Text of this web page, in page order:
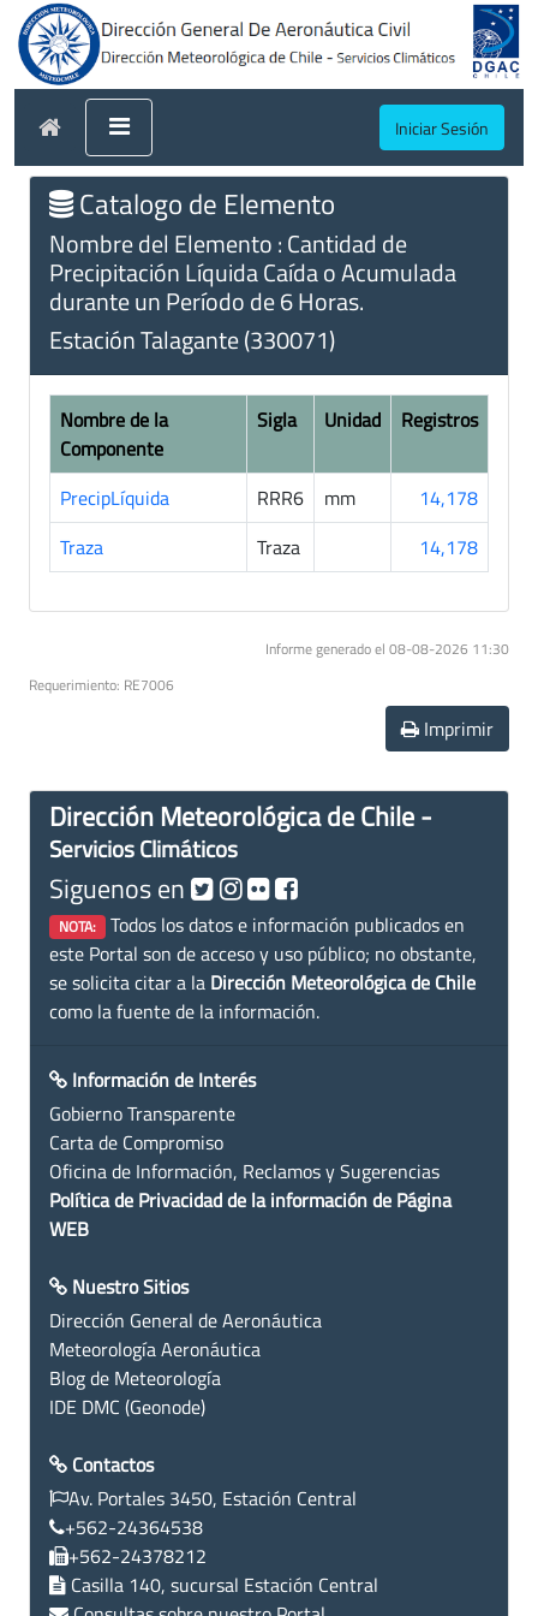
Iniciar Sesión
Catalogo de Elemento
Nombre del Elemento : Cantidad de
Precipitación Líquida Caída o Acumulada
durante un Período de 6 Horas.
Estación Talagante (330071)
Nombre de la
Componente
Sigla Unidad Registros
PrecipLíquida RRR6 mm
14,178
Traza
Traza 14,178
Informe generado el 08-08-2026 11:30
Requerimiento: RE7006
Imprimir
Dirección Meteorológica de Chile -
Servicios Climáticos
Siguenos en
NOTA: Todos los datos e información publicados en
este Portal son de acceso y uso público; no obstante,
se solicita citar a la Dirección Meteorológica de Chile
como la fuente de la información.
Información de Interés
Gobierno Transparente
Carta de Compromiso
Oficina de Información, Reclamos y Sugerencias
Política de Privacidad de la información de Página
WEB
Nuestro Sitios
Dirección General de Aeronáutica
Meteorología Aeronáutica
Blog de Meteorología
IDE DMC (Geonode)
Contactos
Av. Portales 3450, Estación Central
+562-24364538
+562-24378212
Casilla 140, sucursal Estación Central